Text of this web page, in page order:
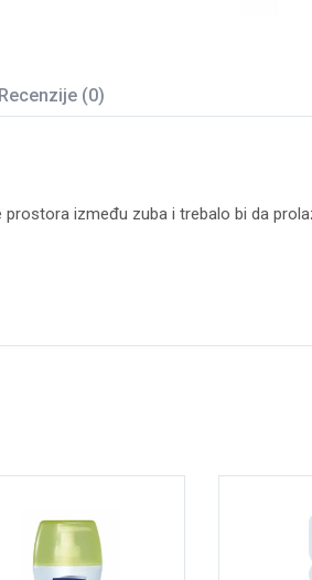
Recenzije (0)
između zuba i trebalo bi da